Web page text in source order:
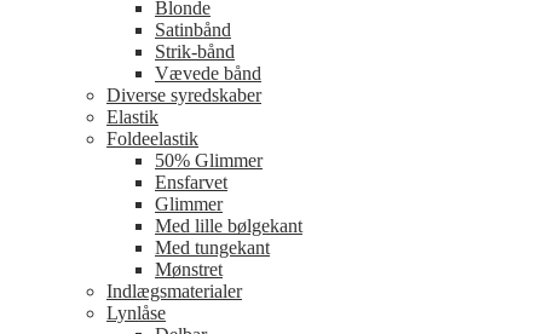
Blonde
Satinbånd
Strik-bånd
Vævede bånd
Diverse syredskaber
Elastik
Foldeelastik
50% Glimmer
Ensfarvet
Glimmer
Med lille bølgekant
Med tungekant
Mønstret
Indlægsmaterialer
Lynlåse